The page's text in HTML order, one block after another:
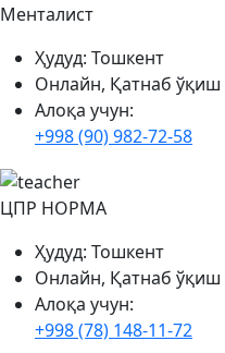
Менталист
Ҳудуд: Тошкент
Онлайн, Қатнаб ўқиш
Алоқа учун:
+998 (90) 982-72-58
ЦПР НОРМА
Ҳудуд: Тошкент
Онлайн, Қатнаб ўқиш
Алоқа учун:
+998 (78) 148-11-72